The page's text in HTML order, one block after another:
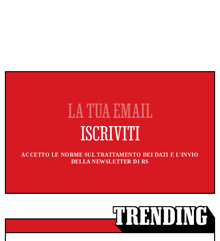
ACCETTO LE NORME SUL TRATTAMENTO DEI DATI E L'INVIO
DELLA NEWSLETTER DI RS